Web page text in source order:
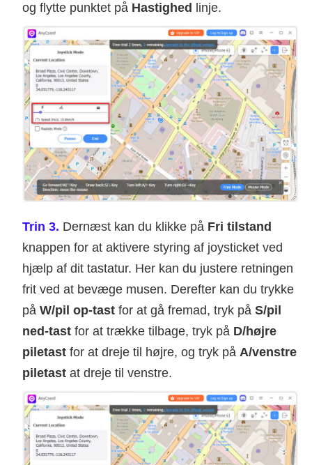
og flytte punktet på Hastighed linje.
Trin 3. Dernæst kan du klikke på Fri tilstand
knappen for at aktivere styring af joysticket ved
hjælp af dit tastatur. Her kan du justere retningen
frit ved at bevæge musen. Derefter kan du trykke
på W/pil op-tast for at gå fremad, tryk på S/pil
ned-tast for at trække tilbage, tryk på D/højre
piletast for at dreje til højre, og tryk på A/venstre
piletast at dreje til venstre.